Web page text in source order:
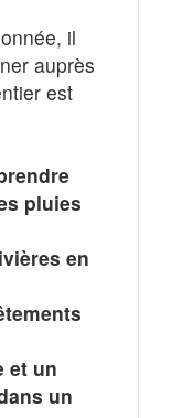
il
auprès
est
pluies
en
et un
un